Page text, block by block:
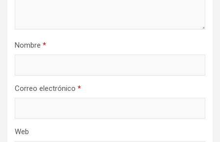
Nombre *
Correo electrónico *
Web